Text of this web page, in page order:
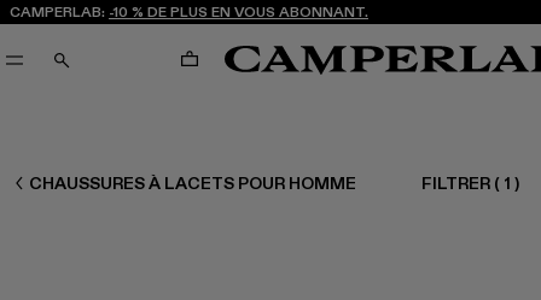
CAMPERLAB: -10 % DE PLUS EN VOUS ABONNANT.
RECHERCHE PANIER
HOMME CHAUSSURES
CHAUSSURES À LACETS POUR HOMME FILTRER ( 1 )